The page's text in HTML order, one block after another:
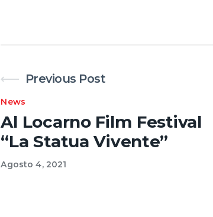
Previous Post
News
Al Locarno Film Festival
“La Statua Vivente”
Agosto 4, 2021